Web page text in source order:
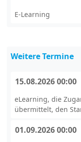
E-Learning
Weitere Termine
15.08.2026 00:00
eLearning, die
übermittelt, den
01.09.2026 00:00